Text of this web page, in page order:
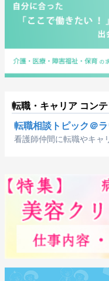
転職・キャリア コン
転職相談トピック＠
看護師仲間に転職やキャ